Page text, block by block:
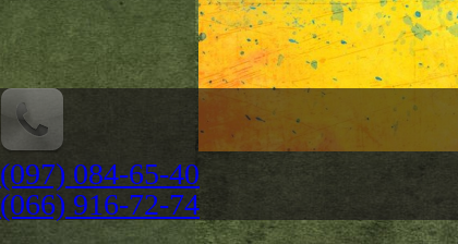
(097) 084-65-40
(066) 916-72-74